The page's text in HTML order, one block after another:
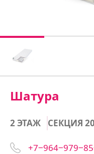
Шатура
2 ЭТАЖ СЕКЦИЯ